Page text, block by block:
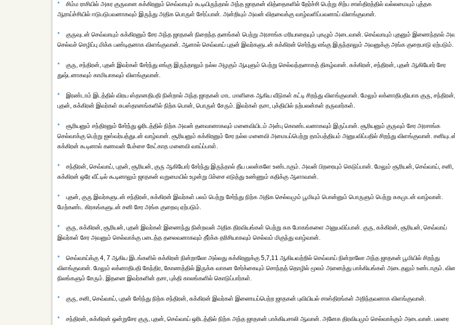
* சிம்ம ராசியில் அசுர குருவான சுக்கிரனும் செவ்வாயும் கூடியிருந்தால் அந்த ஜாதகன் வித்தைகளில் தேர்ச்சி பெற்று சிற்ப சாஸ்திரத்தில் வல்லமையும் புத்தக
ஆராய்ச்சியில் ஈடுபடுபவனாகவும் இருந்து அதிக பொருள் சேர்ப்பான். அன்றியும் அவன் விதவைக்கு வாழ்வளிப்பவனாய் விளங்குவான்.
* குருவுடன் செவ்வாயும் சுக்கிரனும் சேர அந்த ஜாதகன் நிறைந்த தனங்கள் பெற்று அரசாங்க மரியாதையும் புகழும் அடைவான். செவ்வாயும் புதனும் இணைந்தால்
செல்வச் செழிப்பு மிக்க பண்டிதனாக விளங்குவான். ஆனால் செவ்வாய் புதன் இவர்களுடன் சுக்கிரன் செர்ந்து எங்கு இருந்தாலும் அவனுக்கு அங்க குறைபாடு ஏற்படும்.
* குரு, சந்திரன், புதன் இவர்கள் சேர்ந்து எங்கு இருந்தாலும் நல்ல அழகும் ஆயுளும் பெற்று செல்வந்தனாகத் திகழ்வான். சுக்கிரன், சந்திரன், புதன் ஆகியோர் சேர
துஷ்டனாகவும் காமியாகவும் விளங்குவான்.
* இரண்டாம் இடத்தில் விரய ஸ்தானதிபதி நின்றால் அந்த ஜாதகன் மாட மாளிகை ஆகிய வீடுகள் கட்டி சிறந்து விளங்குவான். மேலும் லக்னாதிபதியாக குரு, சந்திரன்,
புதன், சுக்கிரன் இவர்கள் சுபஸ்தானங்களில் நிற்க பொன், பொருள் சேரும். இவர்கள் தசா, புக்தியில் நற்பலன்கள் தருவார்கள்.
* சூரியனும் சந்திரனும் சேர்ந்து ஓரிடத்தில் நிற்க அவன் தனவானாகவும் மனைவியிடம் அன்பு கொண்டவனாகவும் இருப்பான். சூரியனும் குருவும் சேர அரசாங்க
செல்வாக்கு பெற்று ஐஸ்வர்யத்துடன் வாழ்வான். சூரியனும் சுக்கிரனும் சேர நல்ல மனைவி அமையப்பெற்று தாம்பத்தியம் அனுபவிப்பதில் சிறந்து விளங்குவான்.
சுக்கிரன் கூடினால் கணவன் பேச்சை கேட்காத மனைவி வாய்ப்பாள்.
* சந்திரன், செவ்வாய், புதன், சூரியன், குரு ஆகியோர் சேர்ந்து இருந்தால் தீய பலன்களே உண்டாகும். அவன் பிறரையும் கெடுப்பான். மேலும் சூரியன், செவ்வாய், சனி,
சுக்கிரன் ஒரே வீட்டில் கூடினாலும் ஜாதகன் வறுமையில் உழன்று பிச்சை எடுத்து உண்ணும் கதிக்கு ஆளாவான்.
* புதன், குரு இவர்களுடன் சந்திரன், சுக்கிரன் இவர்கள் பலம் பெற்று சேர்ந்து நிற்க அதிக செல்வமும் பூமியும் பொன்னும் பொருளும் பெற்று சுகமுடன் வாழ்வான்.
மேற்கண்ட கிரகங்களுடன் சனி சேர அங்க குறைவு ஏற்படும்.
* குரு, சுக்கிரன், சூரியன், புதன் இவர்கள் இணைந்து நின்றவன் அதிக திரவியங்கள் பெற்று சுக போகங்களை அனுபவிப்பான். குரு, சுக்கிரன், சூரியன், செவ்வாய்
இவர்கள் சேர அவனும் செல்வாக்கு படைத்த தலைவனாகவும் தீர்க்க தரிசியாகவும் செல்வம் மிகுந்து வாழ்வான்.
* செவ்வாய்க்கு 4, 7 ஆகிய இடங்களில் சுக்கிரன் நின்றாலோ அல்லது சுக்கிரனுக்கு 5,7,11 ஆகியவற்றில் செவ்வாய் நின்றாலோ அந்த ஜாதகன் பூமியில் சிறந்து
விளங்குவான். மேலும் லக்னாதிபதி கேந்திர, கோணத்தில் இருக்க வாகன சேர்க்கையும் சொந்தத் தொழில் மூலம் அனைத்து பாக்கியங்கள் அடைதலும் உண்டாகும்.
நிலங்களும் சேரும். இதனை இவர்களின் தசா, புக்தி காலங்களில் கொடுப்பார்கள்.
* குரு, சனி, செவ்வாய், புதன் சேர்ந்து நிற்க சந்திரன், சுக்கிரன் இவர்கள் இணையப்பெற்ற ஜாதகன் புவியியல் சாஸ்திரங்கள் அறிந்தவனாக விளங்குவான்.
* சந்திரன், சுக்கிரன் ஒன்றுசேர குரு, புதன், செவ்வாய் ஒரிடத்தில் நிற்க அந்த ஜாதகன் பாக்கியசாலி ஆவான். அனேக திரவியமும் செல்வாக்கும் அடைவான். பலரை